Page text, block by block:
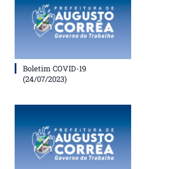
Boletim COVID-19
(24/07/2023)